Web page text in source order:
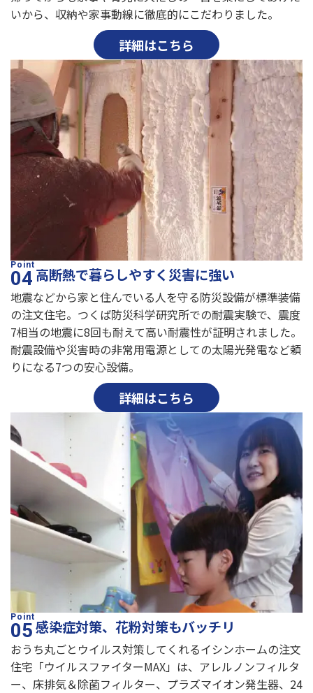
いから、収納や家事動線に徹底的にこだわりました。
詳細はこちら
高断熱で暮らしやすく災害に強い
地震などから家と住んでいる人を守る防災設備が標準装備
の注文住宅。つくば防災科学研究所での耐震実験で、震度
7相当の地震に8回も耐えて高い耐震性が証明されました。
耐震設備や災害時の非常用電源としての太陽光発電など頼
りになる7つの安心設備。
詳細はこちら
感染症対策、花粉対策もバッチリ
おうち丸ごとウイルス対策してくれるイシンホームの注文
住宅「ウイルスファイターMAX」は、アレルノンフィルタ
ー、床排気＆除菌フィルター、プラズマイオン発生器、24